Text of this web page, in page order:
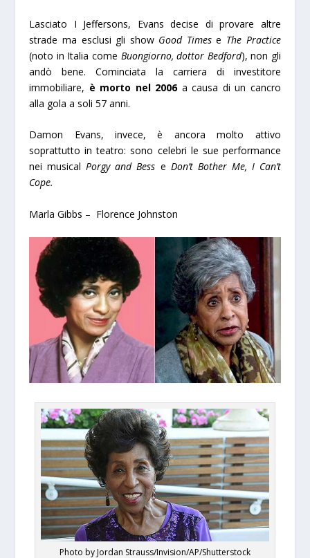
Lasciato I Jeffersons, Evans decise di provare altre
strade ma esclusi gli showGood Timese The Practice
(noto in Italia come Buongiorno, dottor Bedford), non gli
andò bene. Cominciata la carriera di investitore
immobiliare, è morto nel 2006a causa di un cancro
alla gola a soli 57 anni.
Damon Evans, invece, è ancora molto attivo
soprattutto in teatro: sono celebri le sue performance
nei musicalPorgy and Bess e Don’t Bother Me, I Can’t
Cope.
Marla Gibbs – Florence Johnston
Photo by Jordan Strauss/Invision/AP/Shutterstock